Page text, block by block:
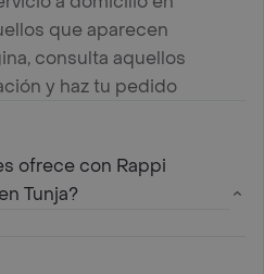
que aparecen
consulta aquellos
y haz tu pedido
ofrece con Rappi
Tunja?